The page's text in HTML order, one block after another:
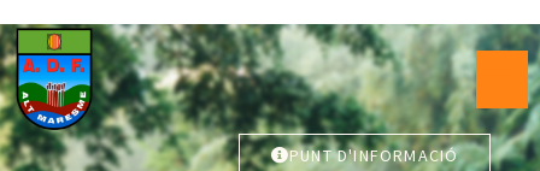
PUNT D'INFORMACIÓ